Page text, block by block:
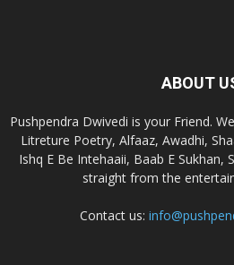
ABOUT
Pushpendra Dwivedi is your Friend.
Litreture Poetry, Alfaaz, Awadhi,
Ishq E Be Intehaaii, Baab E Sukhan,
straight from the
Contact us: